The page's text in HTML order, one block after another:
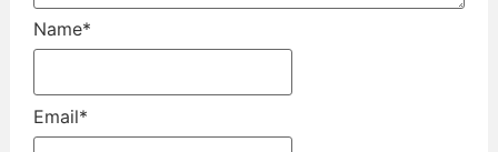
Name*
Email*